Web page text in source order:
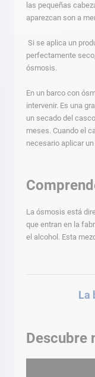
las pequeñas
aparezcan son a
Si se aplica un
perfectamente
ósmosis.
En un barco con
intervenir. Es una
un secado del
meses. Cuando el
necesario aplicar
La ósmosis está
que entran en la
el alcohol. Esta
La
Descubre